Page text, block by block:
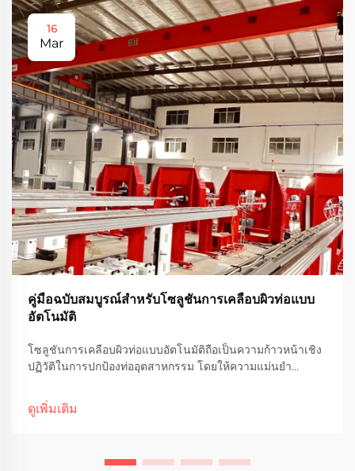
16
Mar
คู่มือฉบับสมบูรณ์สำหรับโซลูชันการเคลือบผิวท่อแบบ
อัตโนมัติ
โซลูชันการเคลือบผิวท่อแบบอัตโนมัติถือเป็นความก้าวหน้าเชิง
ปฏิวัติในการปกป้องท่ออุตสาหกรรม โดยให้ความแม่นยำ
ทำด้วยมืออย่างชัดเจน คู่มือโดยละเอียดนี้จะสำรวจประเด็น
สำคัญ...
ดูเพิ่มเติม